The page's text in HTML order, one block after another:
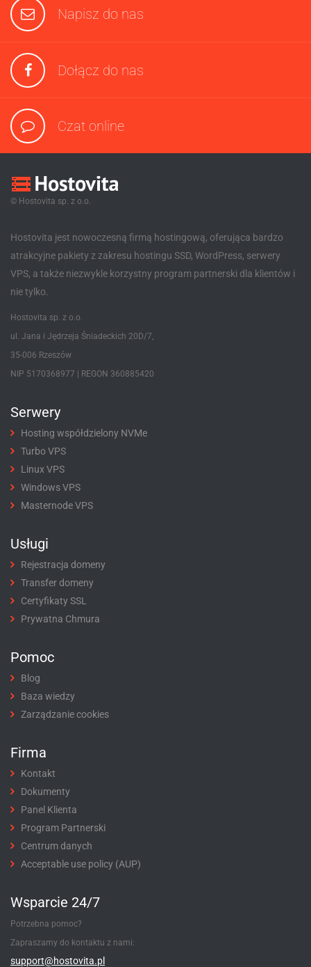
Napisz do nas
Dołącz do nas
Czat online
© Hostovita sp. z o.o.
Hostovita jest nowoczesną firmą hostingową, oferująca bardzo
atrakcyjne pakiety z zakresu hostingu SSD, WordPress, serwery
VPS, a także niezwykle korzystny program partnerski dla klientów i
nie tylko.
Hostovita sp. z o.o.
ul. Jana i Jędrzeja Śniadeckich 20D/7,
35-006 Rzeszów
NIP 5170368977 | REGON 360885420
Serwery
Hosting współdzielony NVMe
Turbo VPS
Linux VPS
Windows VPS
Masternode VPS
Usługi
Rejestracja domeny
Transfer domeny
Certyfikaty SSL
Prywatna Chmura
Pomoc
Blog
Baza wiedzy
Zarządzanie cookies
Firma
Kontakt
Dokumenty
Panel Klienta
Program Partnerski
Centrum danych
Acceptable use policy (AUP)
Wsparcie 24/7
Potrzebna pomoc?
Zapraszamy do kontaktu z nami:
support@hostovita.pl